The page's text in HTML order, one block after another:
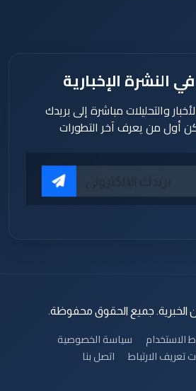
النشرة الإخبارية
والتحليلات مباشرة إلى بريدك
أول من يعرف آخر التطورات
الاستخدام
سياسة الخصوصية
الارتباط
اتصل بنا